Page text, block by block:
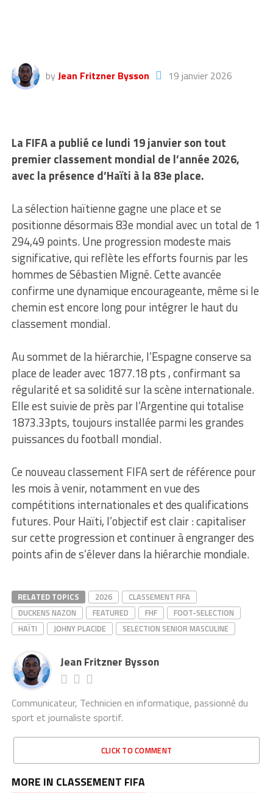
by Jean Fritzner Bysson 19 janvier 2026
La FIFA a publié ce lundi 19 janvier son tout
premier classement mondial de l’année 2026,
avec la présence d’Haïti à la 83e place.
La sélection haïtienne gagne une place et se
positionne désormais 83e mondial avec un total de 1
294,49 points. Une progression modeste mais
significative, qui reflète les efforts fournis par les
hommes de Sébastien Migné. Cette avancée
confirme une dynamique encourageante, même si le
chemin est encore long pour intégrer le haut du
classement mondial.
Au sommet de la hiérarchie, l’Espagne conserve sa
place de leader avec 1877.18 pts , confirmant sa
régularité et sa solidité sur la scène internationale.
Elle est suivie de près par l’Argentine qui totalise
1873.33pts, toujours installée parmi les grandes
puissances du football mondial.
Ce nouveau classement FIFA sert de référence pour
les mois à venir, notamment en vue des
compétitions internationales et des qualifications
futures. Pour Haïti, l’objectif est clair : capitaliser
sur cette progression et continuer à engranger des
points afin de s’élever dans la hiérarchie mondiale.
RELATED TOPICS 2026
CLASSEMENT FIFA
DUCKENS NAZON
FEATURED FHF
FOOT-SELECTION
HAÏTI
JOHNY PLACIDE SELECTION SENIOR MASCULINE
Jean Fritzner Bysson
Communicateur, Technicien en informatique, passionné du
sport et journaliste sportif.
CLICK TO COMMENT
MORE IN CLASSEMENT FIFA